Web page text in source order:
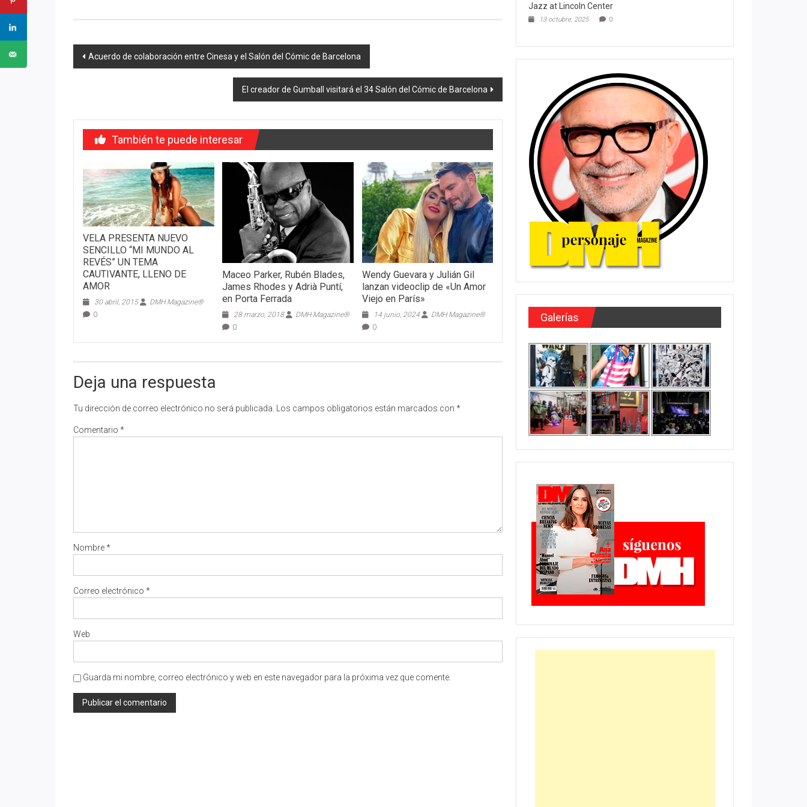
Navegación
Acuerdo de colaboración entre Cinesa y el Salón del Cómic de Barcelona
El creador de Gumball visitará el 34 Salón del Cómic de Barcelona
También te puede interesar
VELA PRESENTA NUEVO
SENCILLO “MI MUNDO AL
REVÉS” UN TEMA
CAUTIVANTE, LLENO DE
AMOR
30 abril, 2015
DMH Magazine®
0
Maceo Parker, Rubén Blades,
James Rhodes y Adrià Puntí,
en Porta Ferrada
28 marzo, 2018
DMH Magazine®
0
Wendy Guevara y Julián Gil
lanzan videoclip de «Un Amor
Viejo en París»
14 junio, 2024
DMH Magazine®
0
Deja una respuesta
Tu dirección de correo electrónico no será publicada. Los campos obligatorios están marcados con *
Comentario *
Nombre*
Correo electrónico *
Web
Guarda mi nombre, correo electrónico y web en este navegador para la próxima vez que comente.
Jazz at Lincoln Center
13 octubre, 2025 0
Galerías